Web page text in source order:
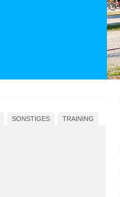
SONSTIGES TRAINING